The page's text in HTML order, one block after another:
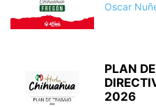
Oscar
PLAN
2026